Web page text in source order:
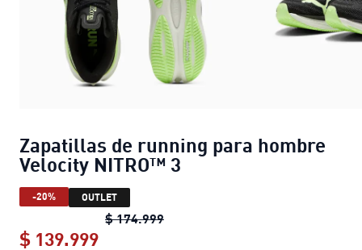
Zapatillas de running para hombre
Velocity NITRO™ 3
-20% OUTLET
$ 174.999Zapatillas de running para
$ 139.999